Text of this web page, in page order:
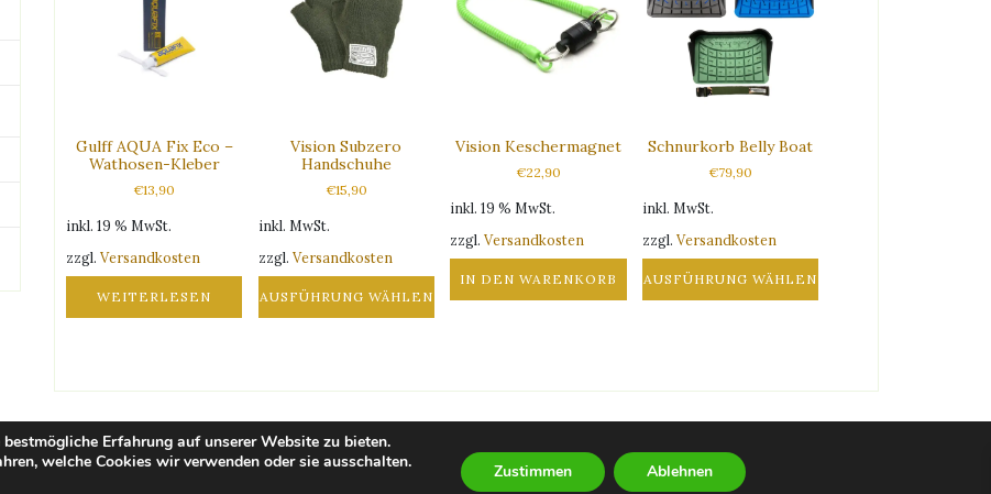
Gulff AQUA Fix Eco –
Wathosen-Kleber
€13,90
inkl. 19 % MwSt.
zzgl. Versandkosten
WEITERLESEN
Vision Subzero
Handschuhe
€15,90
inkl. MwSt.
zzgl. Versandkosten
AUSFÜHRUNG WÄHLEN
mehrere
Varianten
auf.
Die
Vision Keschermagnet
€22,90
inkl. 19 % MwSt.
zzgl.Versandkosten
IN DEN WARENKORB
Schnurkorb Belly Boat
€79,90
inkl. MwSt.
zzgl.Versandkosten
AUSFÜHRUNG WÄHLEN
auf.
Die
Optionen
Impressum
Erfahrung auf unserer Website zu bieten.
welche Cookies wir verwenden oder sie ausschalten.
Zustimmen Ablehnen